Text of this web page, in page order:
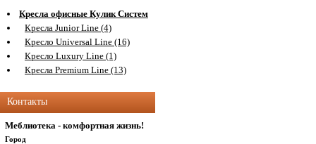
Кресла офисные Кулик Систем
Кресла Junior Line (4)
Кресло Universal Line (16)
Кресло Luxury Line (1)
Кресла Premium Line (13)
Контакты
Меблиотека - комфортная жизнь!
Город